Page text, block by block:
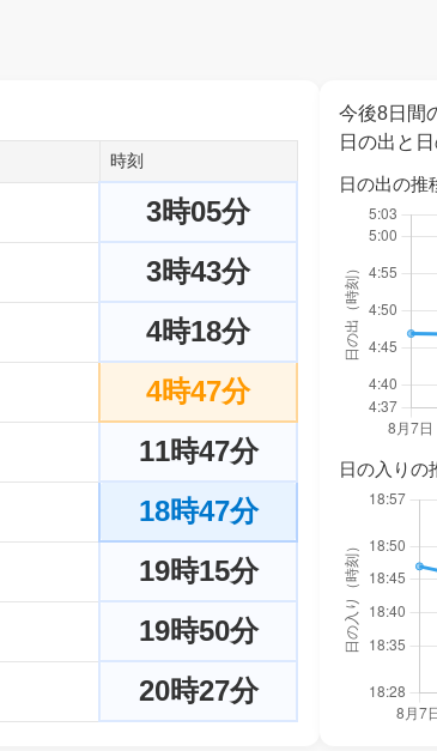
時刻
3時05分
3時43分
4時18分
4時47分
11時47分
18時47分
19時15分
19時50分
20時27分
今後8日間
日の出と
日の出の推
日の入りの